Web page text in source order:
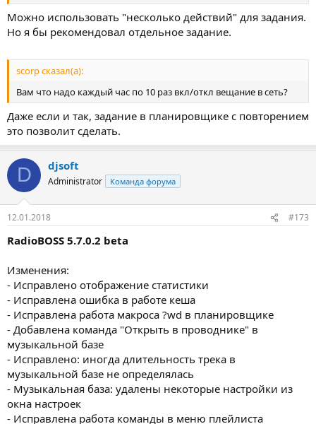
Можно использовать "несколько действий" для задания.
Но я бы рекомендовал отдельное задание.
scorp сказал(а):
Вам что надо каждый час по 10 раз вкл/откл вещание в сеть?
Даже если и так, задание в планировщике с повторением
это позволит сделать.
D djsoft
Administrator Команда форума
12.01.2018 #173
RadioBOSS 5.7.0.2 beta
Изменения:
- Исправлено отображение статистики
- Исправлена ошибка в работе кеша
- Исправлена работа макроса ?wd в планировщике
- Добавлена команда "Открыть в проводнике" в
музыкальной базе
- Исправлено: иногда длительность трека в
музыкальной базе не определялась
- Музыкальная база: удалены некоторые настройки из
окна настроек
- Исправлена работа команды в меню плейлиста